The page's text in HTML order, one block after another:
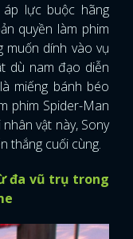
áp lực buộc hãng
quyền làm phim
muốn dính vào vụ
dù nam đạo diễn
miếng bánh béo
phim Spider-Man
vật này, Sony
thắng cuối cùng.
đa vũ trụ trong